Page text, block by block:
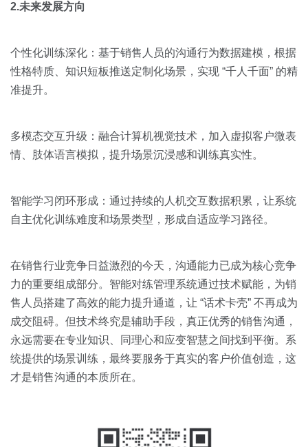
2.未来发展方向
个性化训练深化：基于销售人员的沟通行为数据建模，根据
性格特质、知识短板推送定制化场景，实现 “千人千面” 的精
准提升。
多模态交互升级：融合计算机视觉技术，加入虚拟客户微表
情、肢体语言模拟，提升场景沉浸感和训练真实性。
智能学习闭环形成：通过持续的人机交互数据积累，让系统
自主优化训练难度和场景类型，形成自适应学习路径。
在销售行业竞争日益激烈的今天，沟通能力已成为核心竞争
力的重要组成部分。智能对练管理系统通过技术赋能，为销
售人员搭建了高效的能力提升通道，让 “话术卡壳” 不再成为
成交阻碍。但技术终究是辅助手段，真正优秀的销售沟通，
永远需要在专业知识、同理心和应变智慧之间找到平衡。系
统提供的场景训练，最终要服务于真实的客户价值创造，这
才是销售沟通的本质所在。